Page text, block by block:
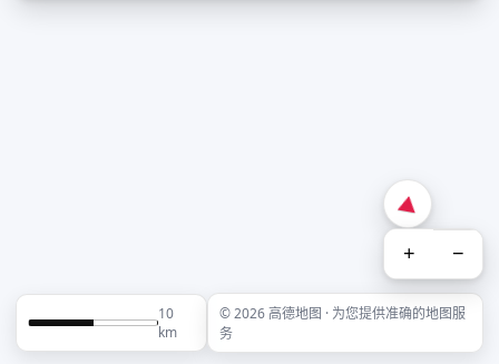
+ −
10
km
© 2026 高德地图 · 为您提供准确的地图服
务